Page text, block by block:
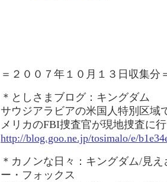
＝２００７年１０月１３日収集分
＊としさまブログ：キングダム
サウジアラビアの米国人特別区域
メリカのFBI捜査官が現地捜査に
http://blog.goo.ne.jp/tosimalo/e/
＊カノンな日々：キングダム/見
ー・フォックス